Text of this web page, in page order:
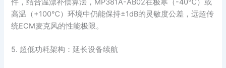
件，结合温漂补偿算法，MP381A-AB02在极寒（-40℃）或
高温（+100℃）环境中仍能保持±1dB的灵敏度公差，远超传
统ECM麦克风的性能极限。
5. 超低功耗架构：延长设备续航